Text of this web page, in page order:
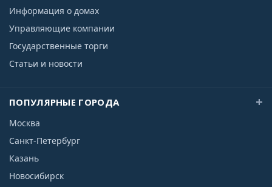
Информация о домах
Управляющие компании
Государственные торги
Статьи и новости
ПОПУЛЯРНЫЕ ГОРОДА
Москва
Санкт-Петербург
Казань
Новосибирск